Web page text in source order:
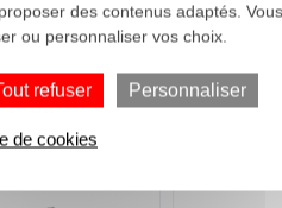
des contenus adaptés. Vous
ou personnaliser vos choix.
refuser Personnaliser
de cookies